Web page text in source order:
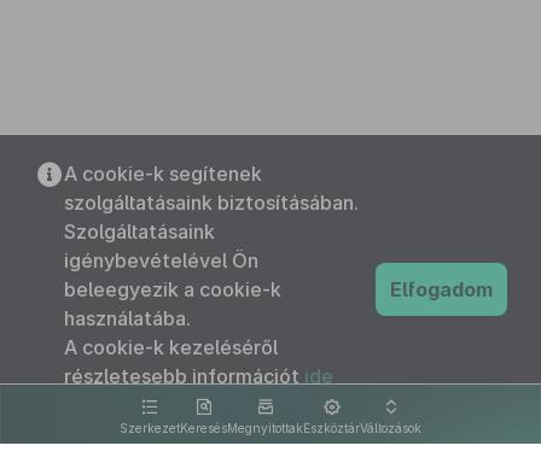
SzerkezetKeresésMegnyitottakEszköztárVáltozások
A cookie-k segítenek
szolgáltatásaink biztosításában.
Szolgáltatásaink
igénybevételével Ön
beleegyezik a cookie-k
használatába.
A cookie-k kezeléséről
részletesebb információt ide
kattintva olvashat.
Elfogadom